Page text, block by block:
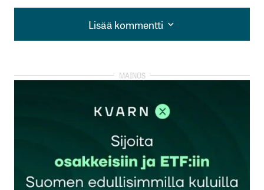
Lisää kommentti
Lisää kommentti
kirjautua
rekisteröityä